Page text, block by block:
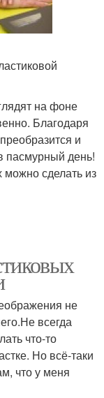
на фоне
Благодаря
и
пасмурный день!
сделать из
не
всегда
что-то
Но всё-таки
что у меня